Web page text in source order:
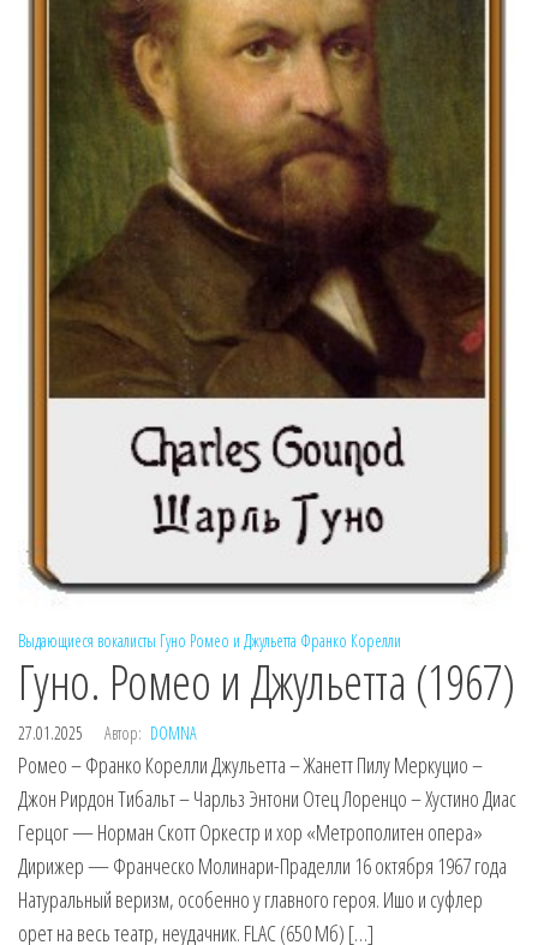
Выдающиеся вокалисты Гуно Ромео и Джульетта Франко Корелли
Гуно. Ромео и Джульетта (1967)
27.01.2025 Автор: DOMNA
Ромео – Франко Корелли Джульетта – Жанетт Пилу Меркуцио –
Джон Рирдон Тибальт – Чарльз Энтони Отец Лоренцо – Хустино Диас
Герцог — Норман Скотт Оркестр и хор «Метрополитен опера»
Дирижер — Франческо Молинари-Праделли 16 октября 1967 года
Натуральный веризм, особенно у главного героя. Ишо и суфлер
орет на весь театр, неудачник. FLAC (650 Мб) […]